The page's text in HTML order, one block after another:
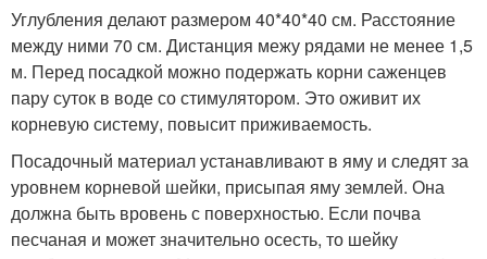
Углубления делают размером 40*40*40 см. Расстояние
между ними 70 см. Дистанция межу рядами не менее 1,5
м. Перед посадкой можно подержать корни саженцев
пару суток в воде со стимулятором. Это оживит их
корневую систему, повысит приживаемость.
Посадочный материал устанавливают в яму и следят за
уровнем корневой шейки, присыпая яму землей. Она
должна быть вровень с поверхностью. Если почва
песчаная и может значительно осесть, то шейку